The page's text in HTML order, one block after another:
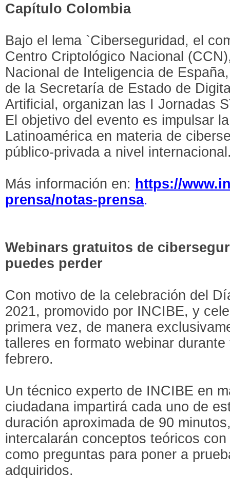
Capítulo Colombia
Bajo el lema `Ciberseguridad, el
Centro Criptológico Nacional
Nacional de Inteligencia de
de la Secretaría de Estado de
Artificial, organizan las I Jornadas
El objetivo del evento es impulsar
Latinoamérica en materia de
público-privada a nivel
Más información en: https://
prensa/notas-prensa.
Webinars gratuitos de
puedes perder
Con motivo de la celebración del
2021, promovido por INCIBE, y
primera vez, de manera
talleres en formato webinar
febrero.
Un técnico experto de INCIBE en
ciudadana impartirá cada uno de
duración aproximada de 90
intercalarán conceptos teóricos
como preguntas para poner a
adquiridos.